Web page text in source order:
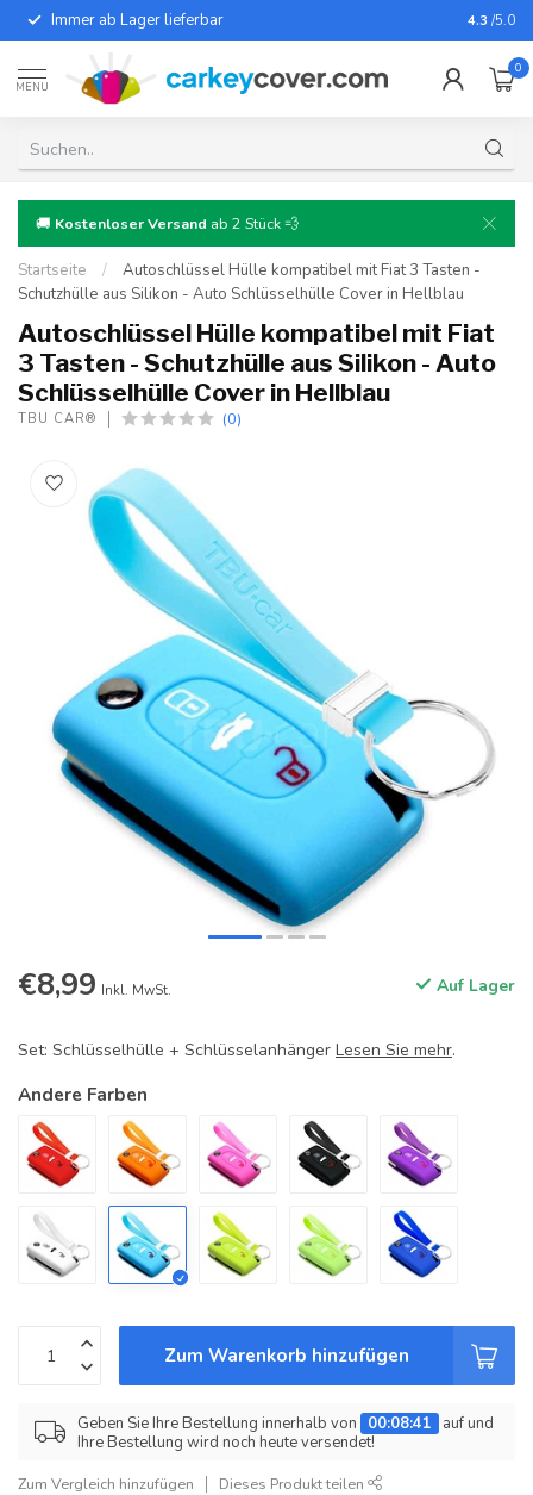
Immer ab Lager lieferbar Für fast
4.3 /5.0
MENU
0
🚚 Kostenloser Versand ab 2 Stück 💨
Startseite /
Autoschlüssel Hülle kompatibel mit Fiat 3 Tasten -
Schutzhülle aus Silikon - Auto Schlüsselhülle Cover in Hellblau
Autoschlüssel Hülle kompatibel mit Fiat
3 Tasten - Schutzhülle aus Silikon - Auto
Schlüsselhülle Cover in Hellblau
TBU CAR® (0)
€8,99 Inkl. MwSt. Auf Lager
Set: Schlüsselhülle + Schlüsselanhänger Lesen Sie mehr.
Andere Farben
Zum Warenkorb hinzufügen
Geben Sie Ihre Bestellung innerhalb von 00:08:41
auf und
Ihre Bestellung wird noch heute versendet!
Zum Vergleich hinzufügen Dieses Produkt teilen